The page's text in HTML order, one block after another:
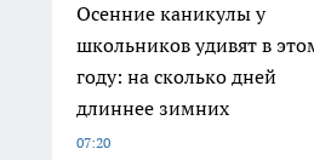
Осенние каникулы у
школьников удивят в
году: на сколько дней
длиннее зимних
07:20